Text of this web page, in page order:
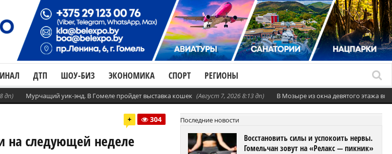
ДТП ШОУ-БИЗ ЭКОНОМИКА СПОРТ РЕГИОНЫ
дп) Мурчащий уик-энд. В Гомеле пройдет выставка кошек (Август 7, 2026 8:13 дп) В Мозыре из окна девятого этажа
+ 304
на следующей неделе
Последние новости
Восстановить силы и успокоить нервы.
Гомельчан зовут на «Релакс — пикник»